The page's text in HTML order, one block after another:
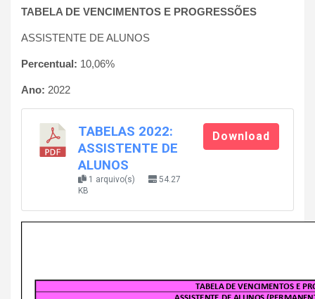
TABELA DE VENCIMENTOS E PROGRESSÕES
ASSISTENTE DE ALUNOS
Percentual: 10,06%
Ano: 2022
TABELAS 2022:
ASSISTENTE DE
ALUNOS
1 arquivo(s)
54.27
KB
Download